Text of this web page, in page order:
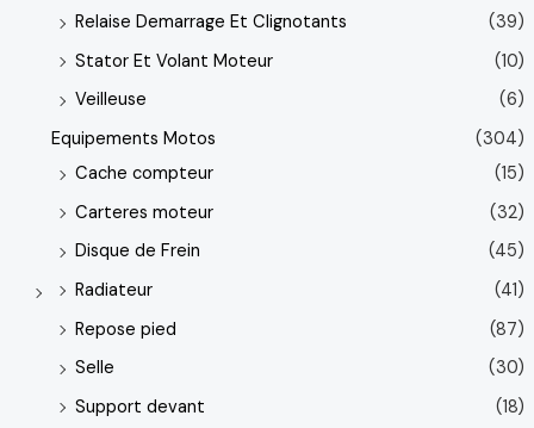
Relaise Demarrage Et Clignotants
(39)
Stator Et Volant Moteur
(10)
Veilleuse
(6)
Equipements Motos
(304)
Cache compteur
(15)
Carteres moteur
(32)
Disque de Frein
(45)
Radiateur
(41)
Repose pied
(87)
Selle
(30)
Support devant
(18)